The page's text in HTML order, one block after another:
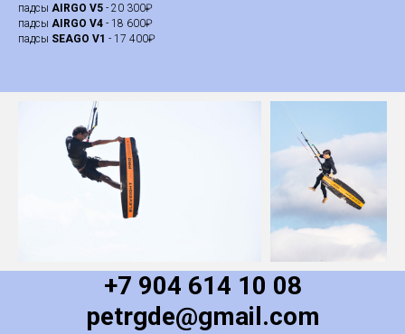
падсы AIRGO V5 - 20 300₽
падсы AIRGO V4 - 18 600₽
падсы SEAGO V1 - 17 400₽
+7 904 614 10 08
petrgde@gmail.com